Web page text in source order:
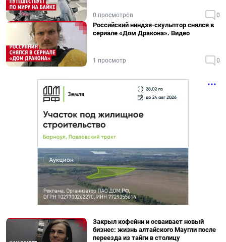
0 просмотров 0
Российский ниндзя-скульптор снялся в
сериале «Дом Дракона». Видео
1 просмотр 0
Закрыл кофейни и осваивает новый
бизнес: жизнь алтайского Маугли после
переезда из тайги в столицу